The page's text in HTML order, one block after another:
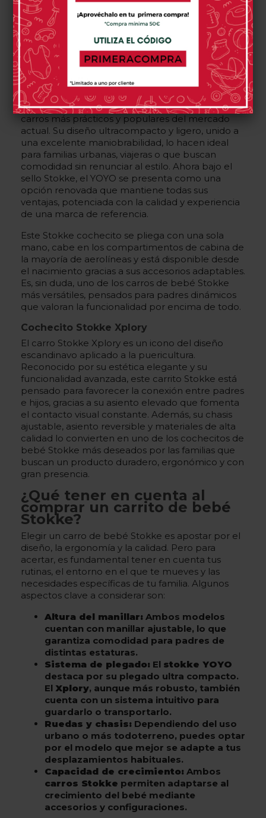
Ambos representan lo mejor en cuanto a carros
de bebé Stokke, ofreciendo soluciones
inteligentes y confort absoluto para el día a día
con tu peque.
Nuevo Carrito Stokke YOYO
La gran novedad dentro de la gama de Stokke
carritos es la incorporación del Stokke YOYO, un
modelo que se ha consolidado como uno de los
carros más prácticos y populares del mercado
actual. Su diseño ultracompacto y ligero, unido a
una excelente maniobrabilidad, lo hacen ideal
para familias urbanas, viajeras o que buscan
comodidad sin renunciar al estilo. Ahora bajo el
sello Stokke, el YOYO se presenta como una
opción renovada que mantiene todas sus
ventajas, potenciada con la calidad y experiencia
de una marca de referencia.
Este Stokke cochecito se pliega con una sola
mano, cabe en los compartimentos de cabina de
la mayoría de aerolíneas y está disponible desde
el nacimiento gracias a sus accesorios adaptables.
Es, sin duda, uno de los carros de bebé Stokke
más versátiles, pensados para padres dinámicos
que valoran la funcionalidad por encima de todo.
Cochecito Stokke Xplory
El carro Stokke Xplory es un icono del diseño
escandinavo aplicado a la puericultura.
Reconocido por su estética elegante y su
funcionalidad avanzada, este carrito Stokke está
pensado para favorecer la conexión entre padres
e hijos, gracias a su asiento elevado que fomenta
el contacto visual constante. Además, su chasis
ajustable, asiento reversible y materiales de alta
calidad lo convierten en uno de los cochecitos de
bebé Stokke más deseados por las familias que
buscan un producto duradero, ergonómico y con
gran presencia.
¿Qué tener en cuenta al
comprar un carrito de bebé
Stokke?
Elegir un carro de bebé Stokke es apostar por el
diseño, la ergonomía y la calidad. Pero para
acertar, es fundamental tener en cuenta tus
rutinas, el entorno en el que te mueves y las
necesidades específicas de tu familia. Algunos
aspectos clave a considerar son:
Altura del manillar: Ambos modelos
cuentan con manillar ajustable, lo que
garantiza comodidad para padres de
distintas estaturas.
Sistema de plegado: El stokke YOYO
destaca por su plegado ultra compacto.
El Xplory, aunque más robusto, también
cuenta con un sistema intuitivo para
guardarlo o transportarlo.
Ruedas y chasis: Dependiendo del uso
urbano o más todoterreno, puedes optar
por el modelo que mejor se adapte a tus
desplazamientos habituales.
Capacidad de crecimiento: Ambos
carros Stokke permiten adaptarse al
crecimiento del bebé mediante
accesorios y configuraciones.